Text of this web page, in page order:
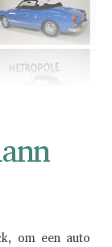
om een auto